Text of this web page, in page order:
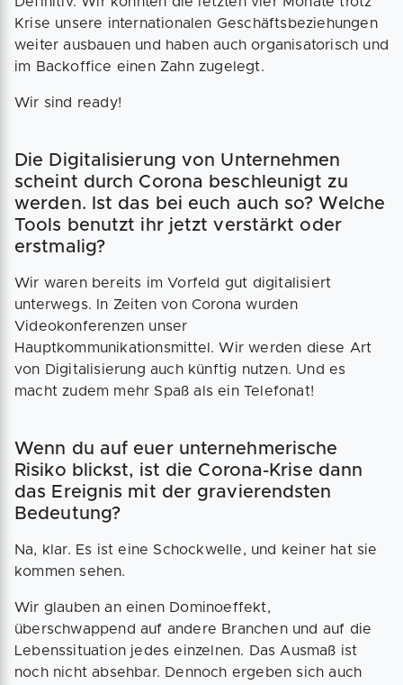
Krise unsere internationalen Geschäftsbeziehungen
weiter ausbauen und haben auch organisatorisch und
im Backoffice einen Zahn zugelegt.
Wir sind ready!
Die Digitalisierung von Unternehmen
scheint durch Corona beschleunigt zu
werden. Ist das bei euch auch so? Welche
Tools benutzt ihr jetzt verstärkt oder
erstmalig?
Wir waren bereits im Vorfeld gut digitalisiert
unterwegs. In Zeiten von Corona wurden
Videokonferenzen unser
Hauptkommunikationsmittel. Wir werden diese Art
von Digitalisierung auch künftig nutzen. Und es
macht zudem mehr Spaß als ein Telefonat!
Wenn du auf euer unternehmerische
Risiko blickst, ist die Corona-Krise dann
das Ereignis mit der gravierendsten
Bedeutung?
Na, klar. Es ist eine Schockwelle, und keiner hat sie
kommen sehen.
Wir glauben an einen Dominoeffekt,
überschwappend auf andere Branchen und auf die
Lebenssituation jedes einzelnen. Das Ausmaß ist
noch nicht absehbar. Dennoch ergeben sich auch